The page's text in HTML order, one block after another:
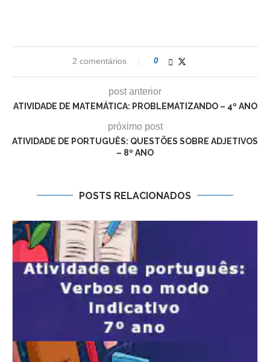
2 comentários 0
post anterior
ATIVIDADE DE MATEMÁTICA: PROBLEMATIZANDO – 4º ANO
próximo post
ATIVIDADE DE PORTUGUÊS: QUESTÕES SOBRE ADJETIVOS
– 8º ANO
POSTS RELACIONADOS